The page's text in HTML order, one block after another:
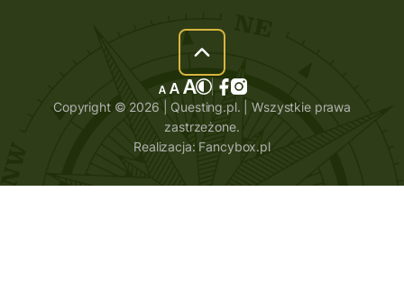
Copyright © 2026 | Questing.pl. | Wszystkie prawa
zastrzeżone.
Realizacja: Fancybox.pl